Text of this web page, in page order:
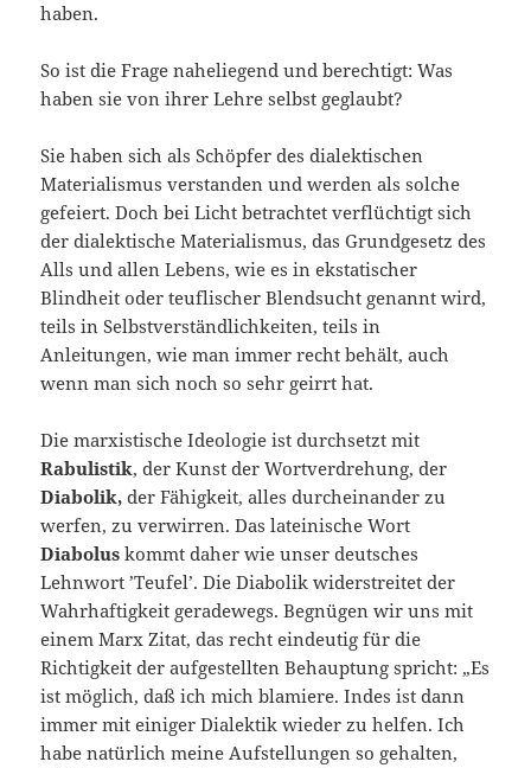
haben.
So ist die Frage naheliegend und berechtigt: Was
haben sie von ihrer Lehre selbst geglaubt?
Sie haben sich als Schöpfer des dialektischen
Materialismus verstanden und werden als solche
gefeiert. Doch bei Licht betrachtet verflüchtigt sich
der dialektische Materialismus, das Grundgesetz des
Alls und allen Lebens, wie es in ekstatischer
Blindheit oder teuflischer Blendsucht genannt wird,
teils in Selbstverständlichkeiten, teils in
Anleitungen, wie man immer recht behält, auch
wenn man sich noch so sehr geirrt hat.
Die marxistische Ideologie ist durchsetzt mit
Rabulistik, der Kunst der Wortverdrehung, der
Diabolik, der Fähigkeit, alles durcheinander zu
werfen, zu verwirren. Das lateinische Wort
Diaboluskommt daher wie unser deutsches
Lehnwort ’Teufel’. Die Diabolik widerstreitet der
Wahrhaftigkeit geradewegs. Begnügen wir uns mit
einem Marx Zitat, das recht eindeutig für die
Richtigkeit der aufgestellten Behauptung spricht: „Es
ist möglich, daß ich mich blamiere. Indes ist dann
immer mit einiger Dialektik wieder zu helfen. Ich
habe natürlich meine Aufstellungen so gehalten,